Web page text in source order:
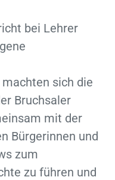
bei Lehrer
sich die
Bruchsaler
mit der
Bürgerinnen und
zum
zu führen und